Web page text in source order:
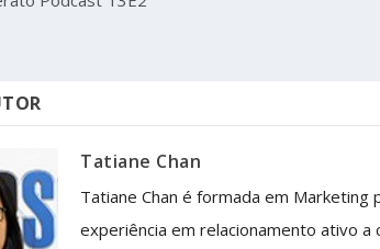
Tatiane Chan
Tatiane Chan é formada em
experiência em relacionamento ativo